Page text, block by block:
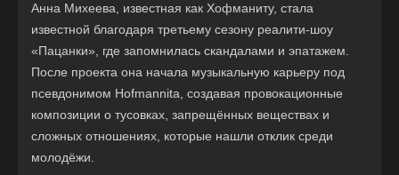
Анна Михеева, известная как Хофманиту, стала
известной благодаря третьему сезону реалити-шоу
«Пацанки», где запомнилась скандалами и эпатажем.
После проекта она начала музыкальную карьеру под
псевдонимом Hofmannita, создавая провокационные
композиции о тусовках, запрещённых веществах и
сложных отношениях, которые нашли отклик среди
молодёжи.